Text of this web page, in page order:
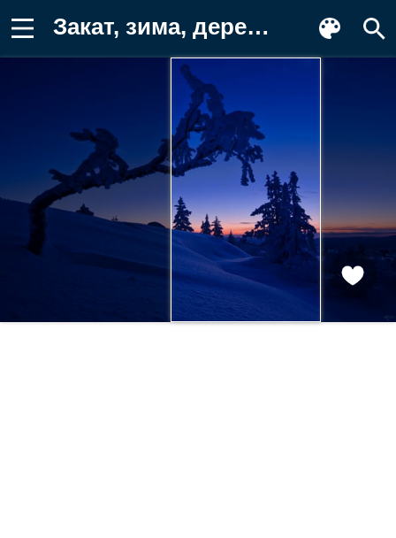
Закат, зима, деревья, сугробы Картинка для телефона